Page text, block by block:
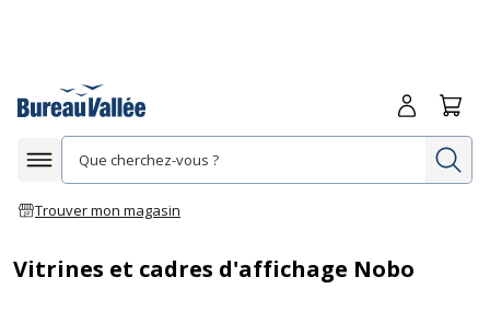
Afficher la navigation
Trouver mon magasin
Me
Vitrines et cadres d'affichage Nobo